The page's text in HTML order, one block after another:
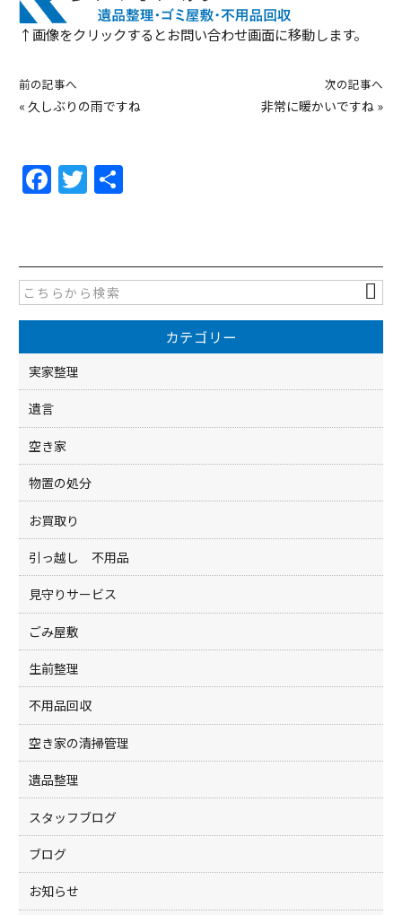
↑画像をクリックするとお問い合わせ画面に移動します。
前の記事へ
« 久しぶりの雨ですね
次の記事へ
非常に暖かいですね »
F
a
e
b
o
o
k
T
w
er
カテゴリー
実家整理
遺言
空き家
物置の処分
お買取り
引っ越し 不用品
見守りサービス
ごみ屋敷
生前整理
不用品回収
空き家の清掃管理
遺品整理
スタッフブログ
ブログ
お知らせ